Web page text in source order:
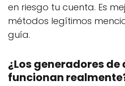
en riesgo tu cuenta. Es
métodos legítimos
guía.
¿Los generadores
funcionan